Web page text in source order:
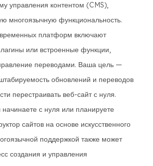
управления контентом (CMS),
многоязычную функциональность.
платформ включают
или встроенные функции,
переводами. Ваша цель —
обновлений и переводов
перестраивать веб-сайт с нуля.
с нуля или планируете
сайтов на основе искусственного
поддержкой также может
создания и управления